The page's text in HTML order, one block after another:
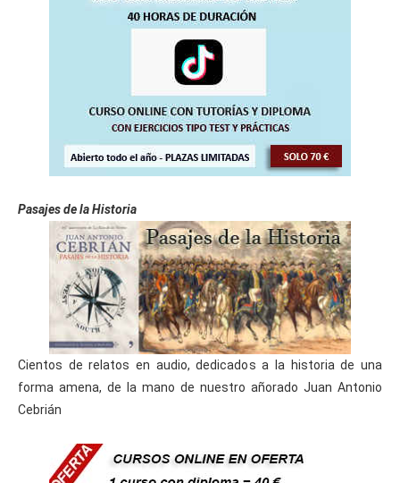
Pasajes de la Historia
Cientos de relatos en audio, dedicados a la historia de una
forma amena, de la mano de nuestro añorado Juan Antonio
Cebrián